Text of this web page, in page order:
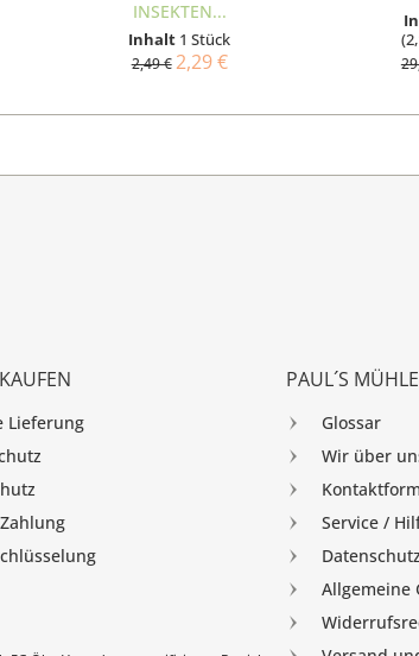
INSEKTEN...
Inhalt 1 Stück
2,49 €2,29 €
Lieferung
PAUL´S MÜHLE
Glossar
Wir über
Service /
Allgemeine